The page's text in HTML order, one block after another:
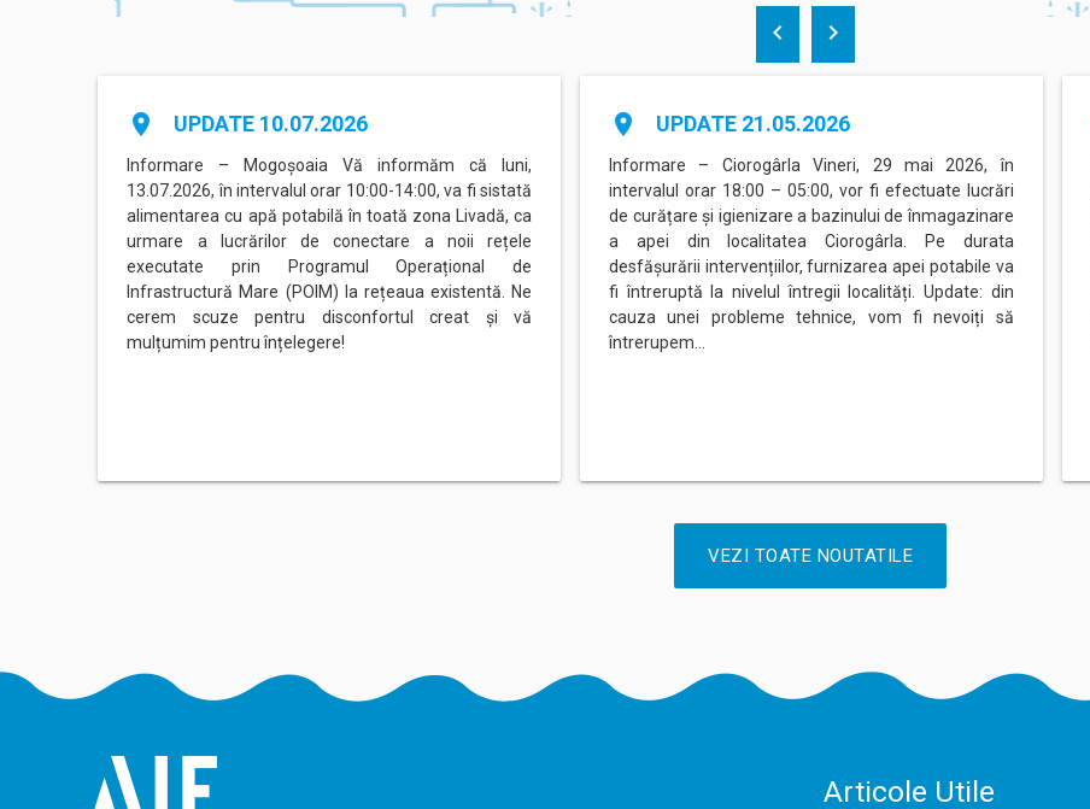
place UPDATE 10.07.2026
Informare – Mogoșoaia Vă informăm că luni,
13.07.2026, în intervalul orar 10:00-14:00, va fi sistată
alimentarea cu apă potabilă în toată zona Livadă, ca
urmare a lucrărilor de conectare a noii rețele
executate prin Programul Operațional de
Infrastructură Mare (POIM) la rețeaua existentă. Ne
cerem scuze pentru disconfortul creat și vă
mulțumim pentru înțelegere!
place UPDATE 21.05.2026
Informare – Ciorogârla Vineri, 29 mai 2026, în
intervalul orar 18:00 – 05:00, vor fi efectuate lucrări
de curățare și igienizare a bazinului de înmagazinare
a apei din localitatea Ciorogârla. Pe durata
desfășurării intervențiilor, furnizarea apei potabile va
fi întreruptă la nivelul întregii localități. Update: din
cauza unei probleme tehnice, vom fi nevoiți să
întrerupem…
chevron_left chevron_right
VEZI TOATE NOUTATILE
Articole Utile